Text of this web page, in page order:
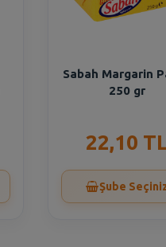
Sabah Margarin
250 gr
22,10
Şube